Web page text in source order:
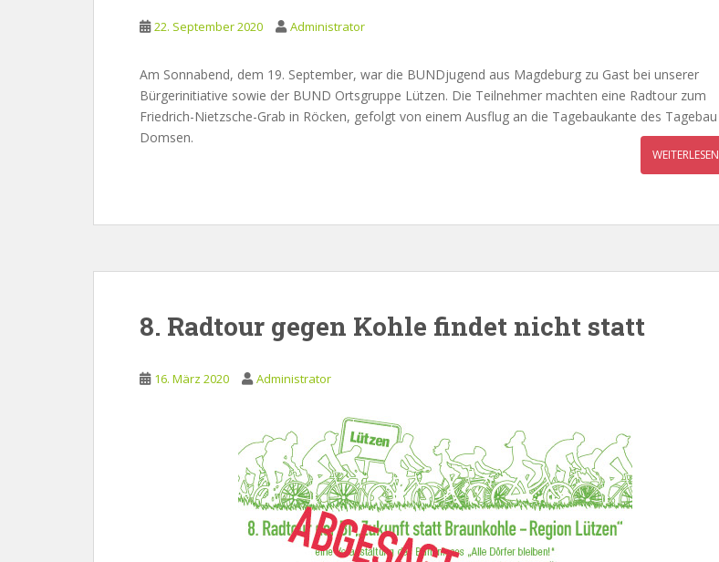
22. September 2020 Administrator
Am Sonnabend, dem 19. September, war die BUNDjugend aus Magdeburg zu Gast bei unserer
Bürgerinitiative sowie der BUND Ortsgruppe Lützen. Die Teilnehmer machten eine Radtour zum
Friedrich-Nietzsche-Grab in Röcken, gefolgt von einem Ausflug an die Tagebaukante des Tagebau
Domsen.
WEITERLESEN
8. Radtour gegen Kohle findet nicht statt
16. März 2020 Administrator